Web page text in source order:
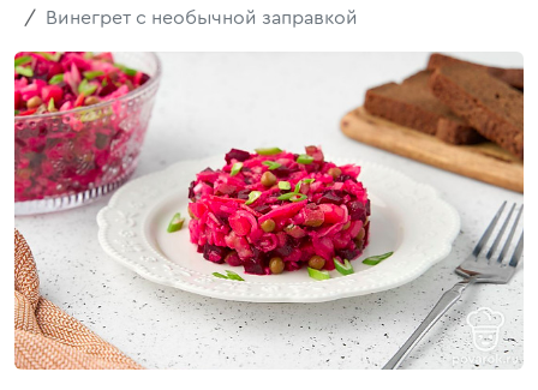
Винегрет с необычной заправкой